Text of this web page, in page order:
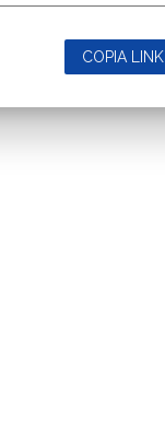
COPIA LINK